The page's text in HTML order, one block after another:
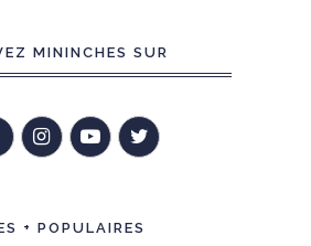
MININCHES SUR
+ POPULAIRES